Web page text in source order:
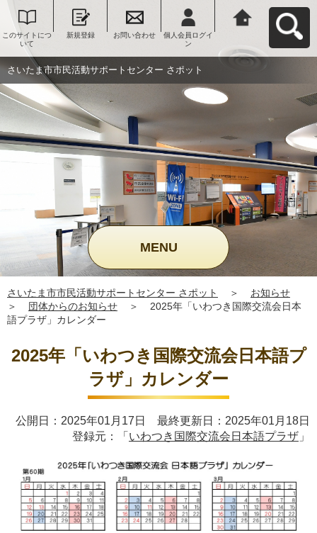
このサイトにつ
いて
新規登録 お問い合わせ
個人会員ログイ
ン
ンター さポット
へ戻る
さいたま市市民活動サポートセンター さポット
MENU
さいたま市市民活動サポートセンター さポット ＞
お知らせ
＞
団体からのお知らせ ＞
2025年「いわつき国際交流会日本
語プラザ」カレンダー
2025年「いわつき国際交流会日本語プ
ラザ」カレンダー
公開日：2025年01月17日 最終更新日：2025年01月18日
登録元：「 いわつき国際交流会日本語プラザ 」